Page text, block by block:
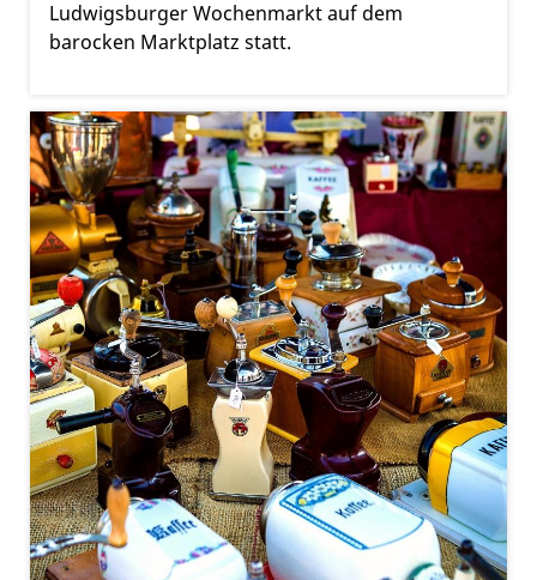
Ludwigsburger Wochenmarkt auf dem
barocken Marktplatz statt.